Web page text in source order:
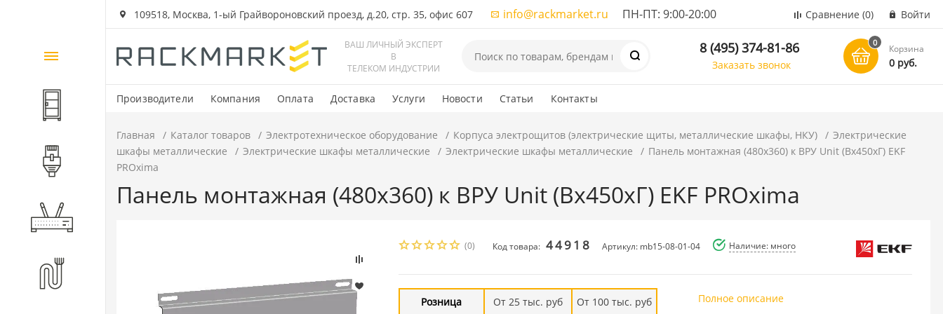
109518, Москва, 1-ый Грайвороновский проезд, д.20, стр. 35, офис 607 info@rackmarket.ru ПН-ПТ: 9:00-20:00 Сравнение (0) Войти
ВАШ ЛИЧНЫЙ ЭКСПЕРТ
В
ТЕЛЕКОМ ИНДУСТРИИ
8 (495) 374-81-86
Заказать звонок
0
Корзина
0 руб.
Производители Компания Оплата Доставка Услуги Новости Статьи Контакты
Каталог
товаров
Шкафы и стойки
Компоненты СКС
Главная Каталог товаров Электротехническое оборудование Корпуса электрощитов (электрические щиты, металлические шкафы, НКУ)
Электрические
шкафы металлические
Электрические шкафы металлические Электрические шкафы металлические
Панель монтажная (480x360) к ВРУ Unit (Вх450хГ) EKF
PROxima
Панель монтажная (480x360) к ВРУ Unit (Вх450хГ) EKF PROxima
(0) Код товара: 44918 Артикул: mb15-08-01-04 Наличие: много
Розница От 25 тыс. руб От 100 тыс. руб Полное описание